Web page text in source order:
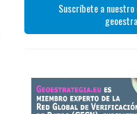
Suscríbete a